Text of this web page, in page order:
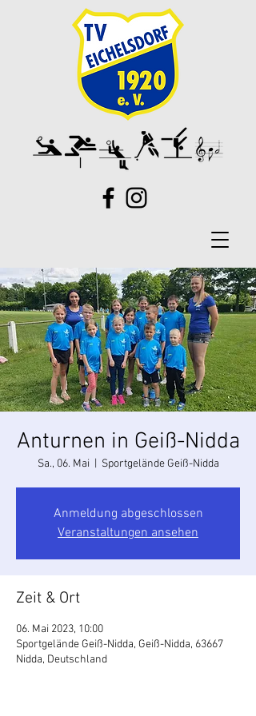
Anturnen in Geiß-Nidda
Sa., 06. Mai Sportgelände Geiß-Nidda
Anmeldung abgeschlossen
Veranstaltungen ansehen
Zeit & Ort
06. Mai 2023, 10:00
Sportgelände Geiß-Nidda, Geiß-Nidda, 63667
Nidda, Deutschland